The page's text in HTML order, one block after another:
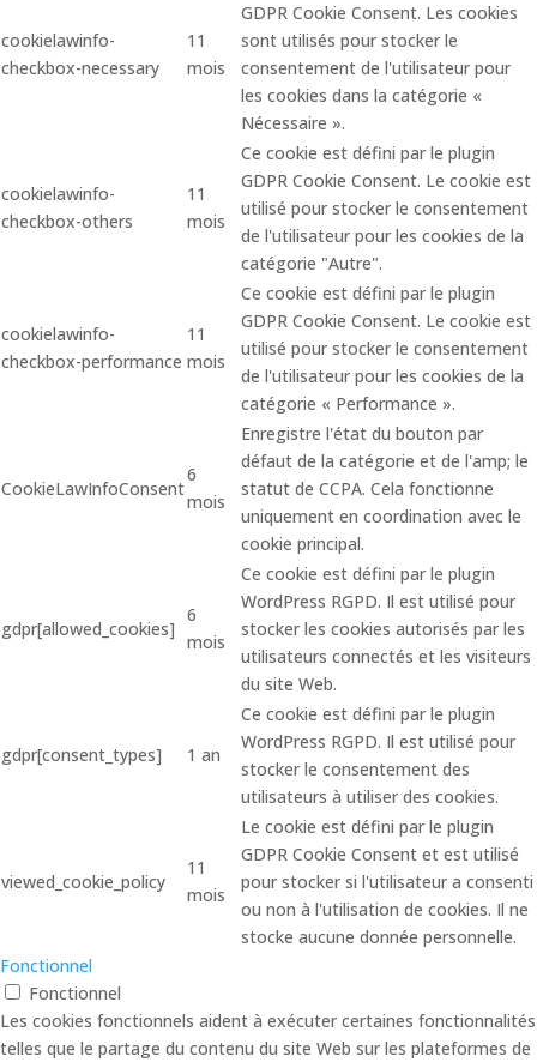
cookielawinfo-
checkbox-necessary
11
mois
GDPR Cookie Consent. Les cookies
sont utilisés pour stocker le
consentement de l'utilisateur pour
les cookies dans la catégorie «
Nécessaire ».
cookielawinfo-
checkbox-others
11
mois
Ce cookie est défini par le plugin
GDPR Cookie Consent. Le cookie est
utilisé pour stocker le consentement
de l'utilisateur pour les cookies de la
catégorie "Autre".
cookielawinfo-
checkbox-performance
11
mois
Ce cookie est défini par le plugin
GDPR Cookie Consent. Le cookie est
utilisé pour stocker le consentement
de l'utilisateur pour les cookies de la
catégorie « Performance ».
CookieLawInfoConsent
6
mois
Enregistre l'état du bouton par
défaut de la catégorie et de l'amp; le
statut de CCPA. Cela fonctionne
uniquement en coordination avec le
cookie principal.
gdpr[allowed_cookies]
6
mois
Ce cookie est défini par le plugin
WordPress RGPD. Il est utilisé pour
stocker les cookies autorisés par les
utilisateurs connectés et les visiteurs
du site Web.
gdpr[consent_types] 1 an
Ce cookie est défini par le plugin
WordPress RGPD. Il est utilisé pour
stocker le consentement des
utilisateurs à utiliser des cookies.
viewed_cookie_policy
11
mois
Le cookie est défini par le plugin
GDPR Cookie Consent et est utilisé
pour stocker si l'utilisateur a consenti
ou non à l'utilisation de cookies. Il ne
stocke aucune donnée personnelle.
Fonctionnel
Fonctionnel
Les cookies fonctionnels aident à exécuter certaines fonctionnalités
telles que le partage du contenu du site Web sur les plateformes de